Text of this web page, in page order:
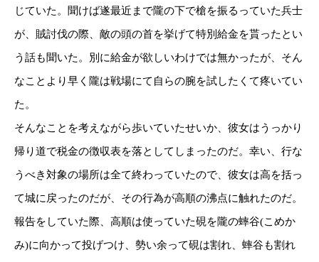
じていた。聞けば遂最近まで隴の下で槍を振るっていた兵士
が、賊討伐の際、敵の頭の首を挙げて特別給金を貰ったとい
う話も聞いた。別に給金が欲しいわけでは無かったが、そん
なことより早く隴は戦場にて自らの腕を試したくて疼いてい
た。
そんなことを考えながら歩いていたせいか、彼女はうっかり
帰り道で税金の徴収表を落としてしまったのだ。幸い、行な
うべき対象の場所は全て終わっていたので、彼女は高を括っ
て城に戻ったのだが、その行為が高順の沸点に触れたのだ。
報告をしていた際、高順は使っていた硯を隴の蟀谷(こめか
み)に向かって投げつけ、勢い余って硯は割れ、蟀谷も割れ